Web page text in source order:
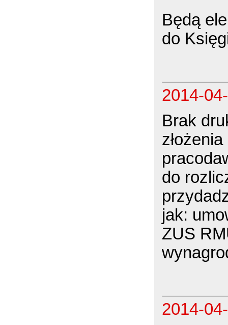
Będą
do
2014-
Brak
do
jak:
ZUS
2014-